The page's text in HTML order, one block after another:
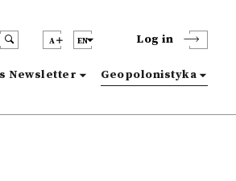
A EN Log in
Newsletter Geopolonistyka